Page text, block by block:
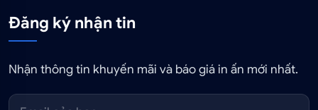
Đăng ký nhận tin
Nhận thông tin khuyến mãi và báo giá in ấn mới nhất.